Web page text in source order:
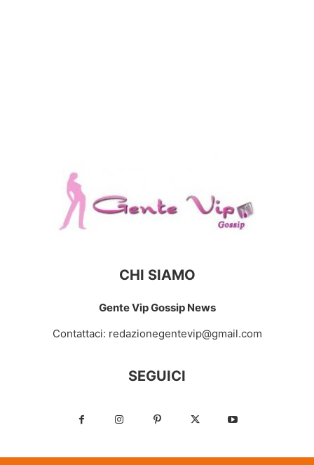
CHI SIAMO
Gente Vip Gossip News
Contattaci: redazionegentevip@gmail.com
SEGUICI